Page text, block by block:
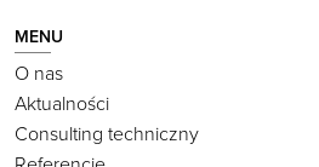
MENU
O nas
Aktualności
Consulting techniczny